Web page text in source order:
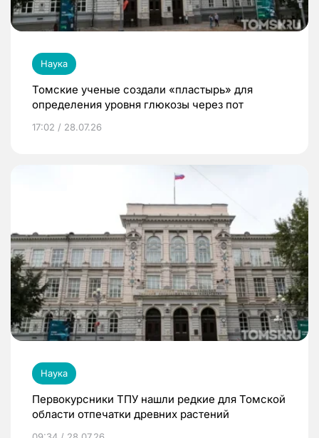
Наука
Томские ученые создали «пластырь» для
определения уровня глюкозы через пот
17:02 / 28.07.26
Наука
Первокурсники ТПУ нашли редкие для Томской
области отпечатки древних растений